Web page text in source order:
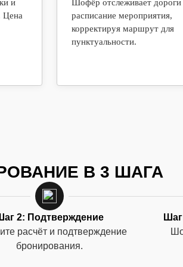
и
Цена
Шофёр отслеживает дороги
расписание мероприятия,
корректируя маршрут для
пунктуальности.
В 3 ШАГА
2: Подтверждение
расчёт и подтверждение
бронирования.